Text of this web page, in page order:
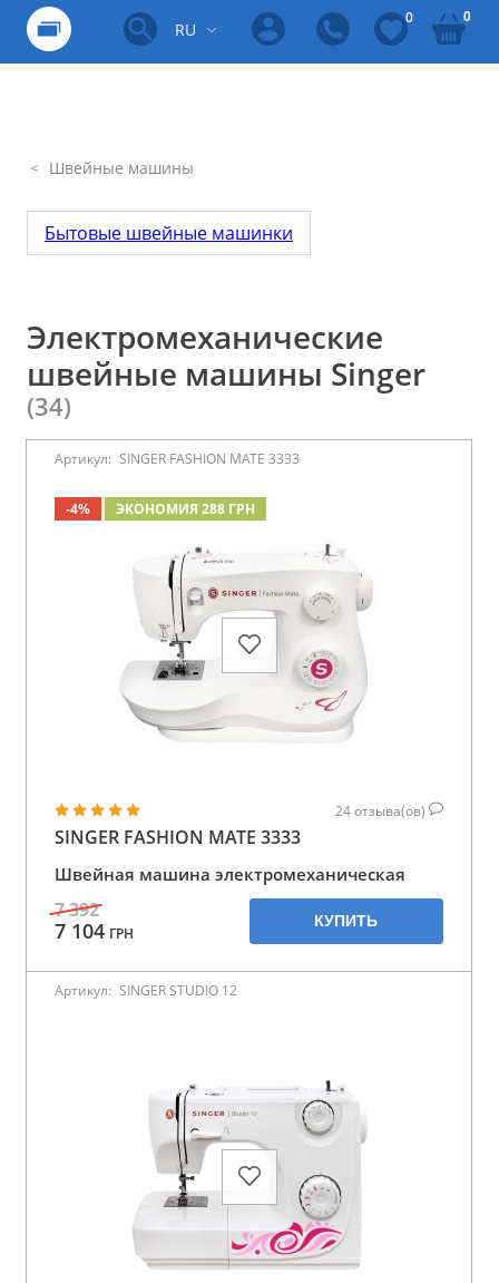
RU
0 0
Швейные машины
Бытовые швейные машинки
Электромеханические
швейные машины Singer
(34)
Артикул: SINGER FASHION MATE 3333
-4% ЭКОНОМИЯ 288 ГРН
24отзыва(ов)
SINGER FASHION MATE 3333
Швейная машина электромеханическая
7 392
7 104 ГРН
КУПИТЬ
Артикул: SINGER STUDIO 12